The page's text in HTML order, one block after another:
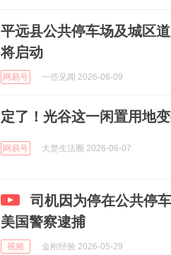
平远县公共停车场及城区
将启动
网易号 一些见闻 2026-06-09
定了！光谷这一闲置用地
网易号 大楚生活圈 2026-06-07
司机因为停在公共停
美国警察逮捕
视频 金刚经验 2026-05-29